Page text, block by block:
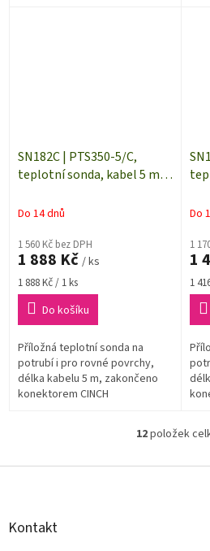
SN182C | PTS350-5/C,
teplotní sonda, kabel 5 m,
Do 14 dnů
1 560 Kč bez DPH
1 888 Kč / ks
Měrná
cena:
1 888 Kč / 1 ks
Do košíku
Příložná teplotní sonda na
potrubí i pro rovné povrchy,
délka kabelu 5 m, zakončeno
konektorem CINCH
Do
1
1
1
O
l
12položek
Z
Kontakt